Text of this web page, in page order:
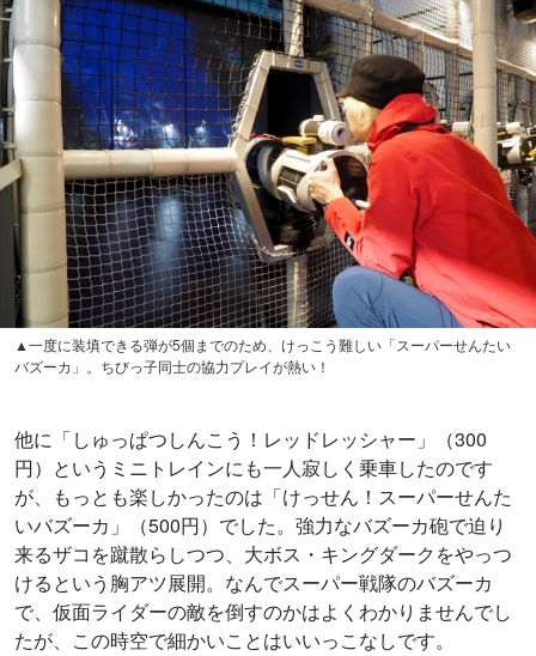
▲一度に装填できる弾が5個までのため、けっこう難しい「スーパーせんたい
バズーカ」。ちびっ子同士の協力プレイが熱い！
他に「しゅっぱつしんこう！レッドレッシャー」（300
円）というミニトレインにも一人寂しく乗車したのです
が、もっとも楽しかったのは「けっせん！スーパーせんた
いバズーカ」（500円）でした。強力なバズーカ砲で迫り
来るザコを蹴散らしつつ、大ボス・キングダークをやっつ
けるという胸アツ展開。なんでスーパー戦隊のバズーカ
で、仮面ライダーの敵を倒すのかはよくわかりませんでし
たが、この時空で細かいことはいいっこなしです。